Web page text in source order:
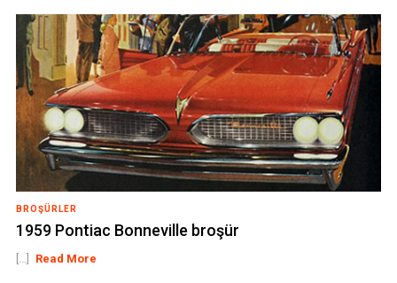
BROŞÜRLER
1959 Pontiac Bonneville broşür
[...] Read More